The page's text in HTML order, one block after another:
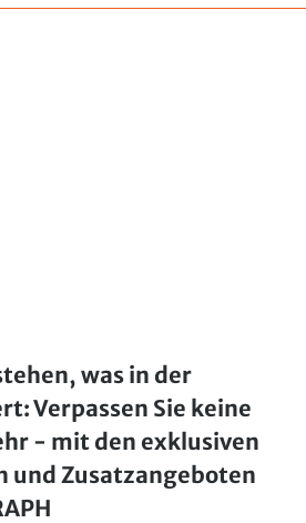
was in der
Verpassen Sie keine
- mit den exklusiven
und Zusatzangeboten